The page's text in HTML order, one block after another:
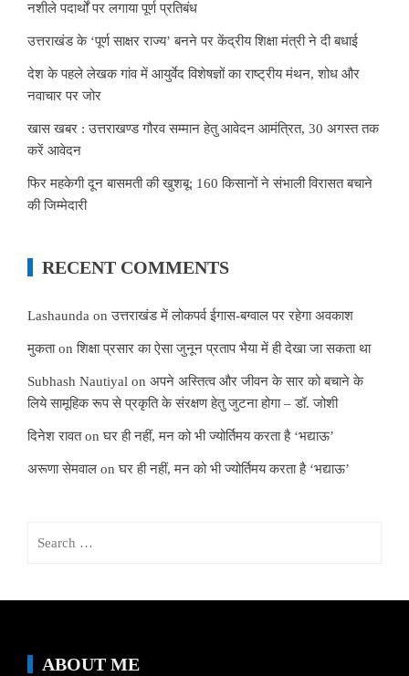
नशीले पदार्थों पर लगाया पूर्ण प्रतिबंध
उत्तराखंड के ‘पूर्ण साक्षर राज्य’ बनने पर केंद्रीय शिक्षा मंत्री ने दी बधाई
देश के पहले लेखक गांव में आयुर्वेद विशेषज्ञों का राष्ट्रीय मंथन, शोध और
नवाचार पर जोर
खास खबर : उत्तराखण्ड गौरव सम्मान हेतु आवेदन आमंत्रित, 30 अगस्त तक
करें आवेदन
फिर महकेगी दून बासमती की खुशबू: 160 किसानों ने संभाली विरासत बचाने
की जिम्मेदारी
RECENT COMMENTS
Lashaunda onउत्तराखंड में लोकपर्व ईगास-बग्वाल पर रहेगा अवकाश
मुकताonशिक्षा प्रसार का ऐसा जुनून प्रताप भैया में ही देखा जा सकता था
Subhash Nautiyal on अपने अस्तित्व और जीवन के सार को बचाने के
लिये सामूहिक रूप से प्रकृति के संरक्षण हेतु जुटना होगा – डॉ. जोशी
दिनेश रावतonघर ही नहीं, मन को भी ज्योर्तिमय करता है ‘भद्याऊ’
अरूणा सेमवाल onघर ही नहीं, मन को भी ज्योर्तिमय करता है ‘भद्याऊ’
ABOUT ME